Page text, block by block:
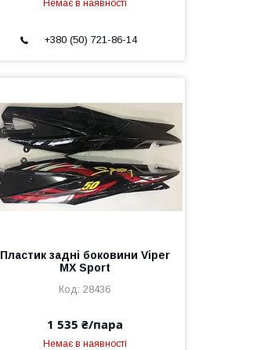
Немає в наявності
+380 (50) 721-86-14
Пластик задні боковини Viper
MX Sport
28436
1 535 ₴/пара
Немає в наявності